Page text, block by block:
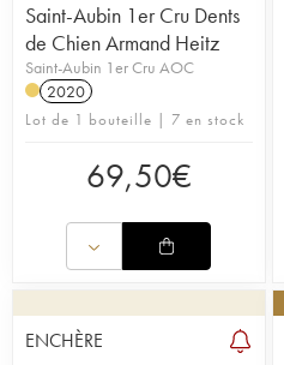
Saint-Aubin 1er Cru Dents
de Chien Armand Heitz
Saint-Aubin 1er Cru AOC
2020
Lot de 1 bouteille | 7 en stock
69,50€
ENCHÈRE